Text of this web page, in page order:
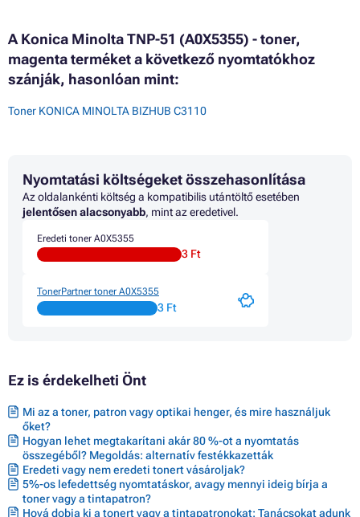
A Konica Minolta TNP-51 (A0X5355) - toner,
magenta terméket a következő nyomtatókhoz
szánják, hasonlóan mint:
Toner KONICA MINOLTA BIZHUB C3110
Nyomtatási költségeket összehasonlítása
Az oldalankénti költség a kompatibilis utántöltő esetében
jelentősen alacsonyabb, mint az eredetivel.
Eredeti toner A0X5355
3 Ft
TonerPartner toner A0X5355
3 Ft
Ez is érdekelheti Önt
Mi az a toner, patron vagy optikai henger, és mire használjuk
őket?
Hogyan lehet megtakarítani akár 80 %-ot a nyomtatás
összegéből? Megoldás: alternatív festékkazetták
Eredeti vagy nem eredeti tonert vásároljak?
5%-os lefedettség nyomtatáskor, avagy mennyi ideig bírja a
toner vagy a tintapatron?
Hová dobja ki a tonert vagy a tintapatronokat: Tanácsokat adunk